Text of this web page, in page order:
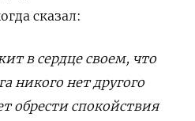
сказал:
в сердце своем, что
никого нет другого
обрести спокойствия